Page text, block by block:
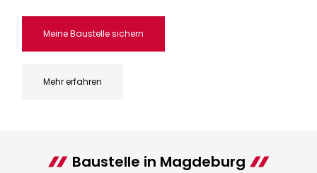
Meine Baustelle sichern
Mehr erfahren
Baustelle in Magdeburg